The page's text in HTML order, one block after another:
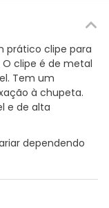
prático clipe para
clipe é de metal
Tem um
à chupeta.
e de alta
dependendo